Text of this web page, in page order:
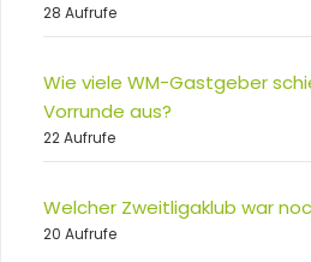
28 Aufrufe
Wie viele WM-Gastgeber
Vorrunde aus?
22 Aufrufe
Welcher Zweitligaklub war
20 Aufrufe